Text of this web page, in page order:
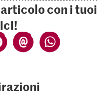
con i tuoi